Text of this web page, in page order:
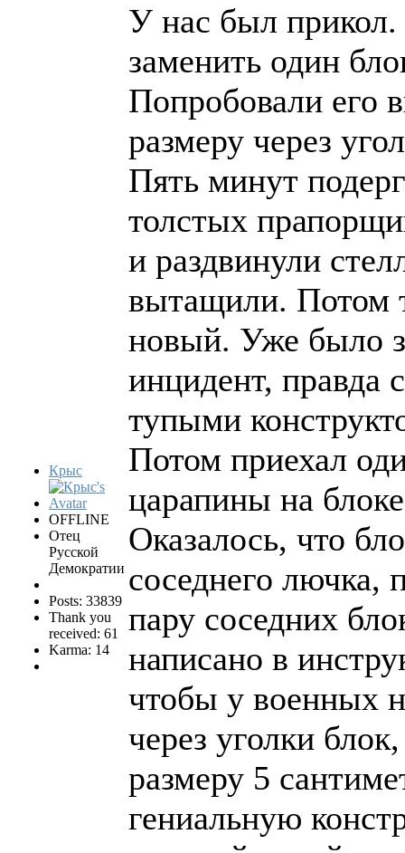
Крыс
OFFLINE
Отец
Русской
Демократии
Posts: 33839
Thank you
received: 61
Karma: 14
У нас был
заменить один
Попробовали его
размеру через
Пять минут
толстых
и раздвинули
вытащили. Потом
новый. Уже было
инцидент, правда
тупыми
Потом приехал
царапины на
Оказалось, что
соседнего лючка,
пару соседних
написано в
чтобы у военных
через уголки
размеру 5
гениальную